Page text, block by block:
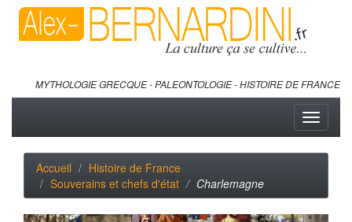
MYTHOLOGIE GRECQUE - PALEONTOLOGIE - HISTOIRE DE FRANCE
Toggle
Accueil
Histoire de France
Souverains et chefs d'état
Charlemagne